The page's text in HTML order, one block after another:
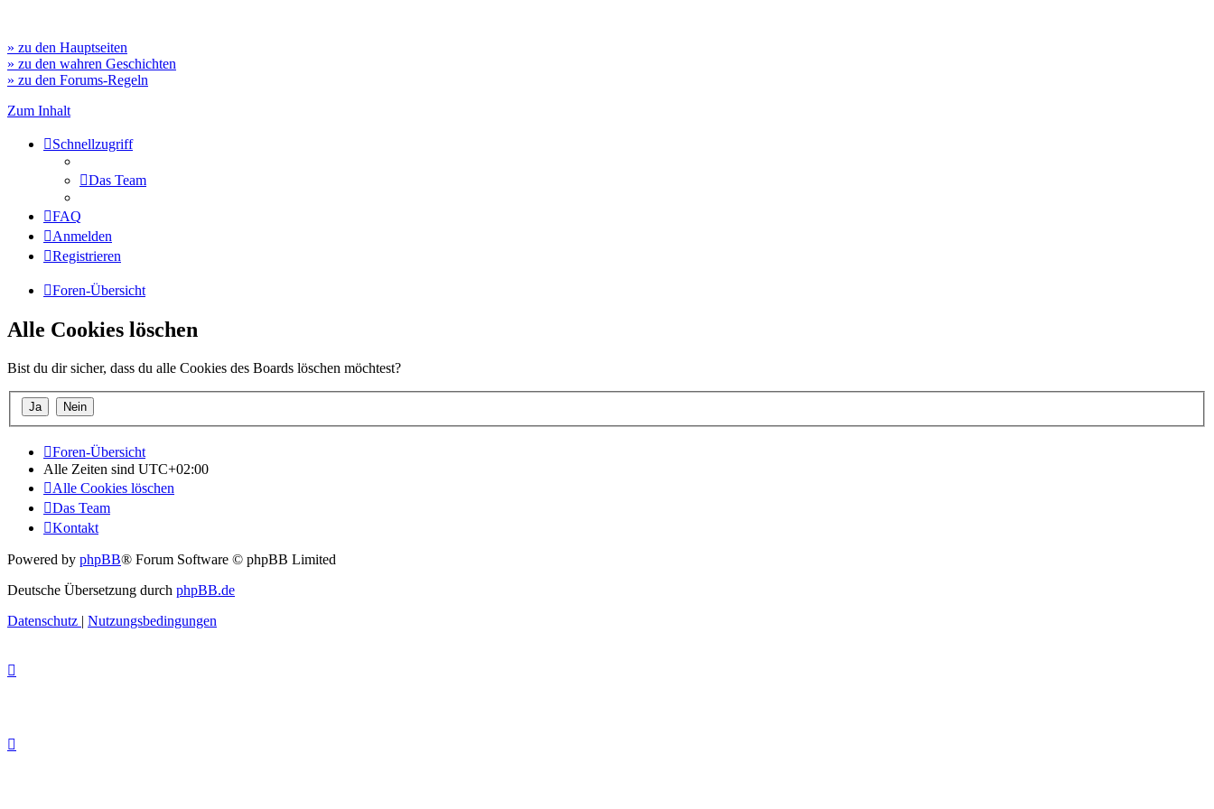
» zu den Hauptseiten
» zu den wahren Geschichten
» zu den Forums-Regeln
Zum Inhalt
Schnellzugriff
Das Team
FAQ
Anmelden
Registrieren
Foren-Übersicht
Alle Cookies löschen
Bist du dir sicher, dass du alle Cookies des Boards löschen möchtest?
Foren-Übersicht
Alle Zeiten sind UTC+02:00
Alle Cookies löschen
Das Team
Kontakt
Powered by phpBB® Forum Software © phpBB Limited
Deutsche Übersetzung durch phpBB.de
Datenschutz | Nutzungsbedingungen